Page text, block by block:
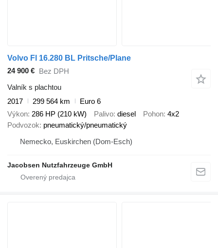
Volvo Fl 16.280 BL Pritsche/Plane
24 900 € Bez DPH
Valník s plachtou
2017
299 564 km
Euro 6
Výkon 286 HP (210 kW) Palivo diesel Pohon 4x2
Podvozok pneumatický/pneumatický
Nemecko, Euskirchen (Dom-Esch)
Jacobsen Nutzfahrzeuge GmbH